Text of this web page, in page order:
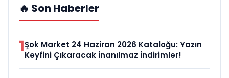
🔥 Son Haberler
1Şok Market 24 Haziran 2026 Kataloğu: Yazın
Keyfini Çıkaracak İnanılmaz İndirimler!